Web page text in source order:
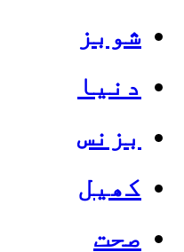
شوبز
دنیا
بزنس
کھیل
صحت